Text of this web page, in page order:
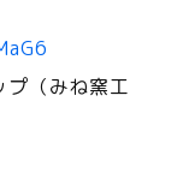
（みね窯工